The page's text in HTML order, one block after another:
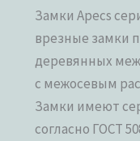
Замки Apecs
врезные замки
деревянных
с межосевым
Замки имеют
согласно ГОСТ